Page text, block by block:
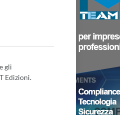
gli
Edizioni.